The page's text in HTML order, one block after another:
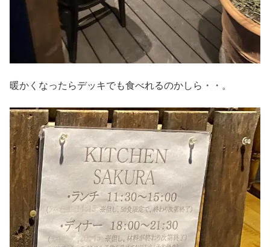
暖かくなったらデッキでも食べれるのかしら・・。